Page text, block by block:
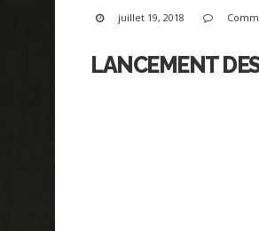
juillet 19, 2018
LANCEMENT